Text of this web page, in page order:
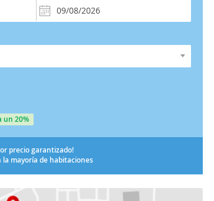
un 20%
precio garantizado!
mayoría de habitaciones